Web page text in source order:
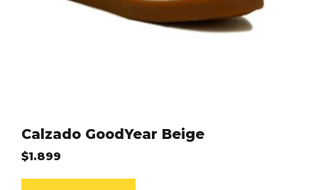
Calzado GoodYear Beige
$1.899